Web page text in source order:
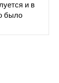
и в
было